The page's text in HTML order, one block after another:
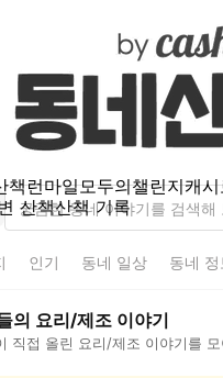
책런마일모두의챌린지캐
산책산책 기록
인기 동네 일상 동네 정
의 요리/제조 이야기
직접 올린 요리/제조 이야기를